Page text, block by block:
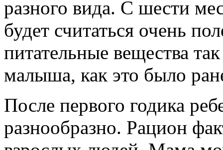
разного вида. С шести
будет считаться очень
питательные вещества
малыша, как это было
После первого годика
разнообразно. Рацион